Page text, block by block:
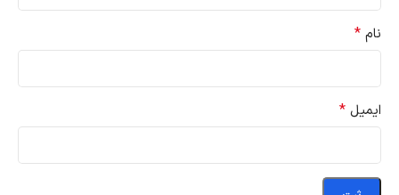
نام *
ایمیل *